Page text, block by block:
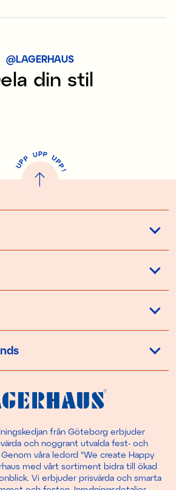
@LAGERHAUS
din stil
U
P
P UPP UP
P
!
från Göteborg erbjuder
och noggrant utvalda fest- och
våra ledord "We create Happy
med vårt sortiment bidra till ökad
Vi erbjuder prisvärda och smarta